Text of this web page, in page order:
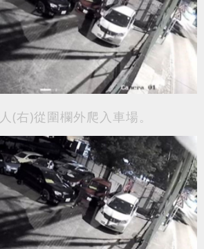
(右)從圍欄外爬入車場。